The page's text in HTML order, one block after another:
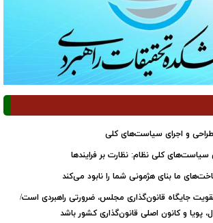
طراحی و اجرای سیاست‌های کلی
کلی نظام: نظارت بر فرایندها
ما بنای هژمونی شما را نابود می‌کند
جایگاه قانون‌گذاری مجلس، ضرورتی راهبردی است/
پویا و کانون اصلی قانون‌گذاری کشور باشد